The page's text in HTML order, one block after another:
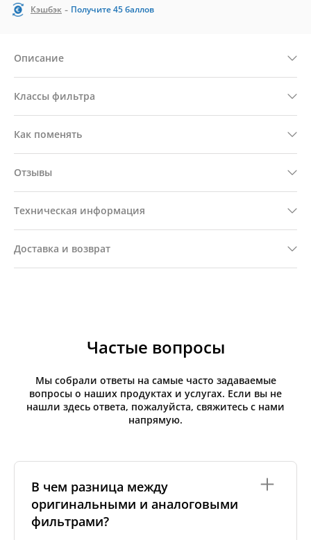
Кэшбэк - Получите45баллов
Описание
Классы фильтра
Как поменять
Отзывы
Техническая информация
Доставка и возврат
Частые вопросы
Мы собрали ответы на самые часто задаваемые
вопросы о наших продуктах и услугах. Если вы не
нашли здесь ответа, пожалуйста, свяжитесь с нами
напрямую.
В чем разница между
оригинальными и аналоговыми
фильтрами?